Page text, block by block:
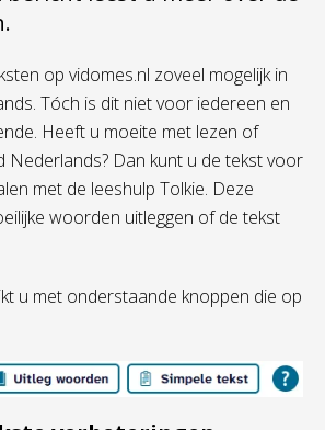
op vidomes.nl zoveel mogelijk in
Tóch is dit niet voor iedereen en
Heeft u moeite met lezen of
Nederlands? Dan kunt u de tekst voor
met de leeshulp Tolkie. Deze
woorden uitleggen of de tekst
u met onderstaande knoppen die op